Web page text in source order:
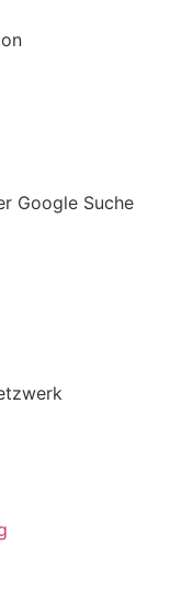
Google Suche